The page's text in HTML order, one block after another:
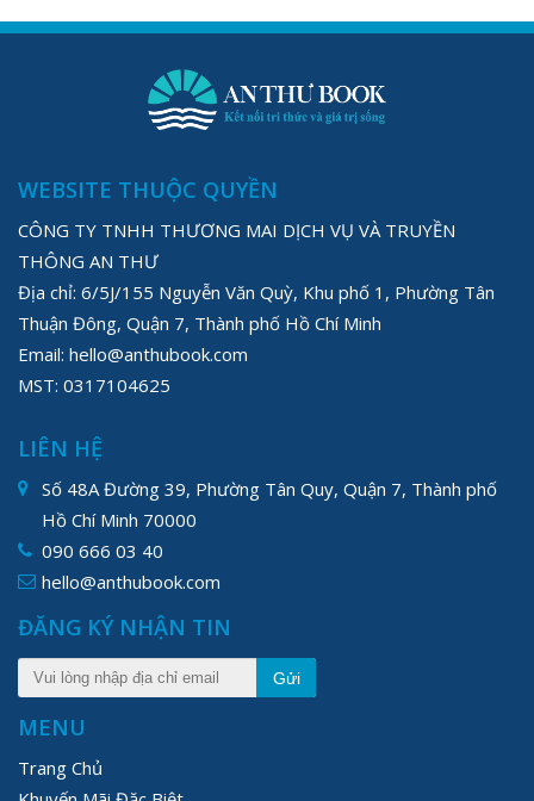
WEBSITE THUỘC QUYỀN
CÔNG TY TNHH THƯƠNG MAI DỊCH VỤ VÀ TRUYỀN
THÔNG AN THƯ
Địa chỉ: 6/5J/155 Nguyễn Văn Quỳ, Khu phố 1, Phường Tân
Thuận Đông, Quận 7, Thành phố Hồ Chí Minh
Email: hello@anthubook.com
MST: 0317104625
LIÊN HỆ
Số 48A Đường 39, Phường Tân Quy, Quận 7, Thành phố
Hồ Chí Minh 70000
090 666 03 40
hello@anthubook.com
ĐĂNG KÝ NHẬN TIN
Gửi
MENU
Trang Chủ